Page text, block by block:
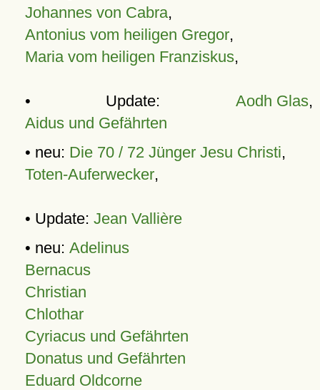
Johannes von Cabra,
Antonius vom heiligen Gregor,
Maria vom heiligen Franziskus,
• Update: Aodh Glas,
Aidus und Gefährten
• neu: Die 70 / 72 Jünger Jesu Christi,
Toten-Auferwecker,
• Update: Jean Vallière
• neu: Adelinus
Bernacus
Christian
Chlothar
Cyriacus und Gefährten
Donatus und Gefährten
Eduard Oldcorne